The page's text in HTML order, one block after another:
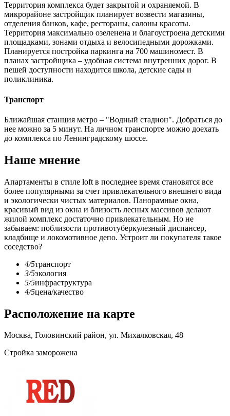
Территория комплекса будет закрытой и охраняемой. В
микрорайоне застройщик планирует возвести магазины,
отделения банков, кафе, рестораны, салоны красоты.
Территория максимально озеленена и благоустроена детскими
площадками, зонами отдыха и велосипедными дорожками.
Планируется постройка паркинга на 700 машиномест. В
планах застройщика – удобная система внутренних дорог. В
пешей доступности находится школа, детские сады и
поликлиника.
Транспорт
Ближайшая станция метро – "Водный стадион". Добраться до
нее можно за 5 минут. На личном транспорте можно доехать
до комплекса по Ленинградскому шоссе.
Наше мнение
Апартаменты в стиле loft в последнее время становятся все
более популярными за счет привлекательного внешнего вида
и экологически чистых материалов. Панорамные окна,
красивый вид из окна и близость лесных массивов делают
жилой комплекс достаточно привлекательным. Но не
забываем: поблизости противотуберкулезный диспансер,
кладбище и локомотивное депо. Устроит ли покупателя такое
соседство?
4/5транспорт
3/5экология
5/5инфраструктура
4/5цена/качество
Расположение на карте
Москва, Головинский район, ул. Михалковская, 48
Стройка заморожена